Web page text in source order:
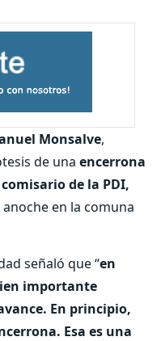
Monsalve,
de una encerrona
comisario de la PDI,
en la comuna
señaló que “en
importante
En principio,
Esa es una